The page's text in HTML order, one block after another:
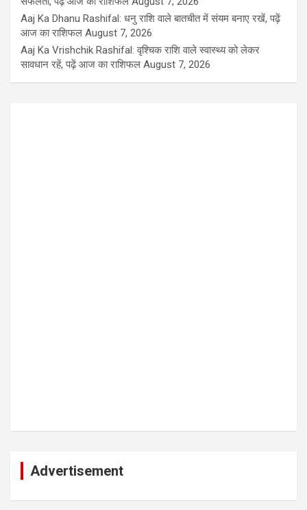
Aaj Ka Dhanu Rashifal: धनु राशि वाले बातचीत में संयम बनाए रखें, पढ़ें
आज का राशिफल August 7, 2026
Aaj Ka Vrishchik Rashifal: वृश्चिक राशि वाले स्वास्थ्य को लेकर
सावधान रहें, पढ़ें आज का राशिफल August 7, 2026
Advertisement